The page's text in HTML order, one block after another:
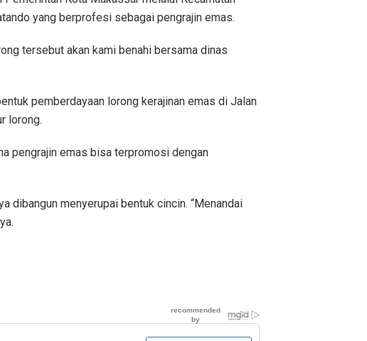
yang berprofesi sebagai pengrajin emas.
tersebut akan kami benahi bersama dinas
pemberdayaan lorong kerajinan emas di Jalan
lorong.
pengrajin emas bisa terpromosi dengan
dibangun menyerupai bentuk cincin. “Menandai